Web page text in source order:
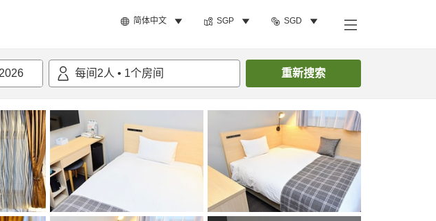
简体中文 SGP SGD
每间 2人 • 1个房间 重新搜索
搜索客房